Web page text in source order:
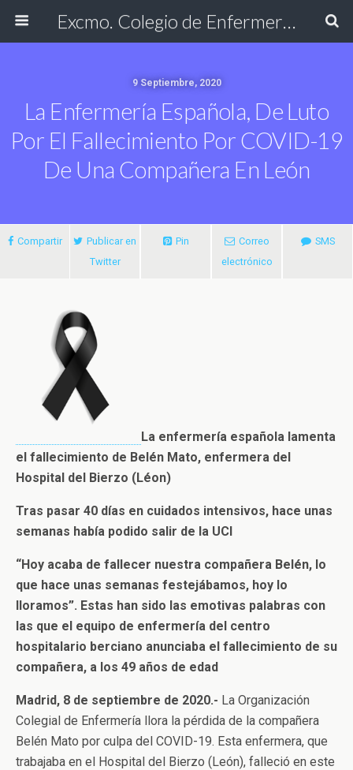
Excmo. Colegio de Enfermería de Cádiz
9 Septiembre, 2020
La Enfermería Española, De Luto
Por El Fallecimiento Por COVID-19
De Una Compañera En León
Compartir
Publicar en
Twitter
Pin
Correo
electrónico
SMS
La enfermería española lamenta
el fallecimiento de Belén Mato, enfermera del
Hospital del Bierzo (Léon)
Tras pasar 40 días en cuidados intensivos, hace unas
semanas había podido salir de la UCI
“Hoy acaba de fallecer nuestra compañera Belén, lo
que hace unas semanas festejábamos, hoy lo
lloramos”. Estas han sido las emotivas palabras con
las que el equipo de enfermería del centro
hospitalario berciano anunciaba el fallecimiento de su
compañera, a los 49 años de edad
Madrid, 8 de septiembre de 2020.- La Organización
Colegial de Enfermería llora la pérdida de la compañera
Belén Mato por culpa del COVID-19. Esta enfermera, que
trabajaba en el Hospital del Bierzo (León), falleció en este